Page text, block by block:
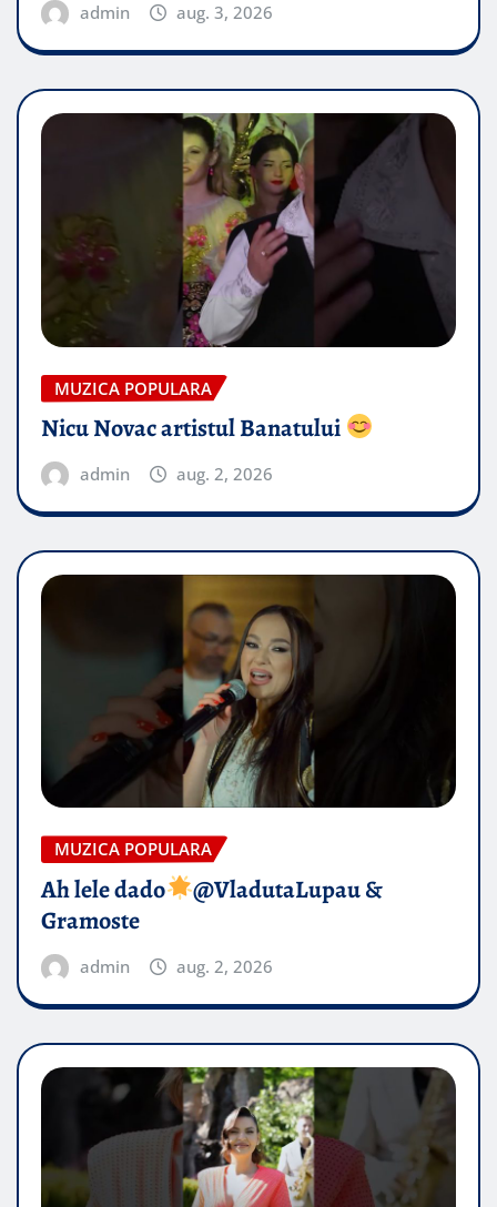
admin aug. 3, 2026
MUZICA POPULARA
Nicu Novac artistul Banatului
admin aug. 2, 2026
MUZICA POPULARA
Ah lele dado​
@VladutaLupau &
Gramoste
admin aug. 2, 2026